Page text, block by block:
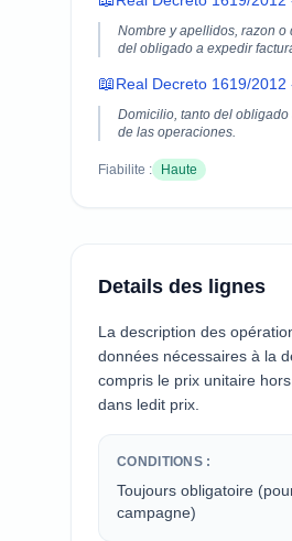
Nombre y apellidos, razon
del obligado a expedir
📖Real Decreto 1619/2012
Domicilio, tanto del
de las operaciones.
Fiabilite : Haute
Details des lignes
La description des
données nécessaires à la
compris le prix unitaire
dans ledit prix.
CONDITIONS :
Toujours obligatoire
campagne)